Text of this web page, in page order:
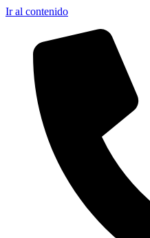
Ir al contenido